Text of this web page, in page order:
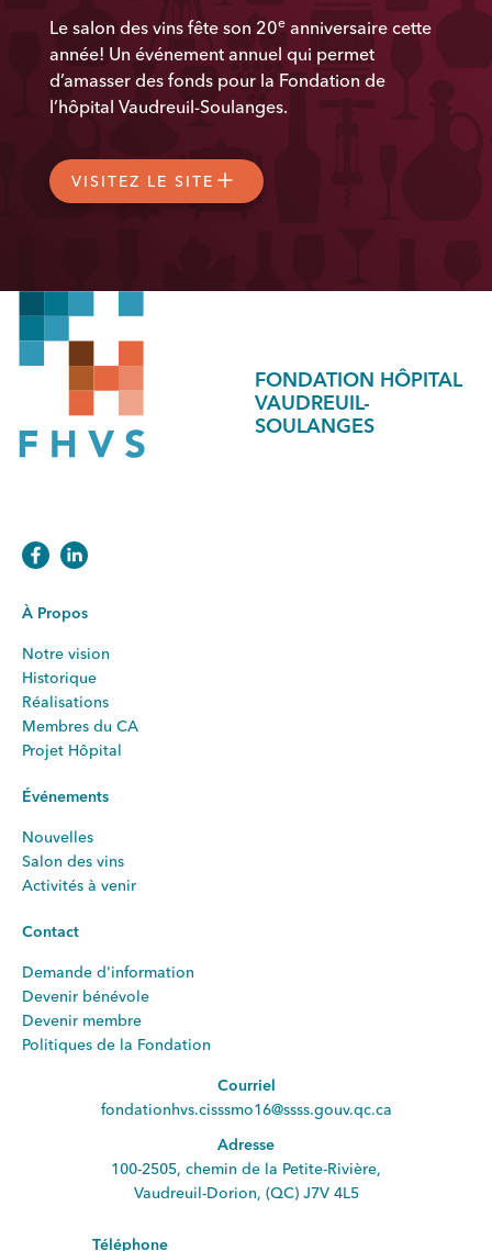
Le salon des vins fête son 20e anniversaire cette
année! Un événement annuel qui permet
d’amasser des fonds pour la Fondation de
l’hôpital Vaudreuil-Soulanges.
VISITEZ LE SITE
FONDATION HÔPITAL
VAUDREUIL-
SOULANGES
À Propos
Notre vision
Historique
Réalisations
Membres du CA
Projet Hôpital
Événements
Nouvelles
Salon des vins
Activités à venir
Contact
Demande d'information
Devenir bénévole
Devenir membre
Politiques de la Fondation
Courriel
fondationhvs.cisssmo16@ssss.gouv.qc.ca
Adresse
100-2505, chemin de la Petite-Rivière,
Vaudreuil-Dorion, (QC) J7V 4L5
Téléphone